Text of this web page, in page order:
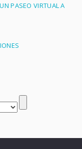
PASEO VIRTUAL A